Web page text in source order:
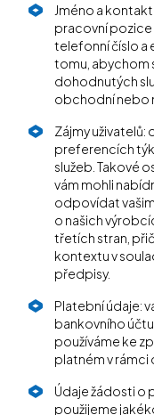
Jméno a
pracovní pozice
telefonní číslo a
tomu, abychom
dohodnutých
obchodní nebo
Zájmy uživatelů:
preferencích
služeb. Takové
vám mohli
odpovídat
o našich
třetích stran,
kontextu v
předpisy.
Platební údaje:
bankovního
používáme ke
platném v rámci
Údaje žádosti o
použijeme